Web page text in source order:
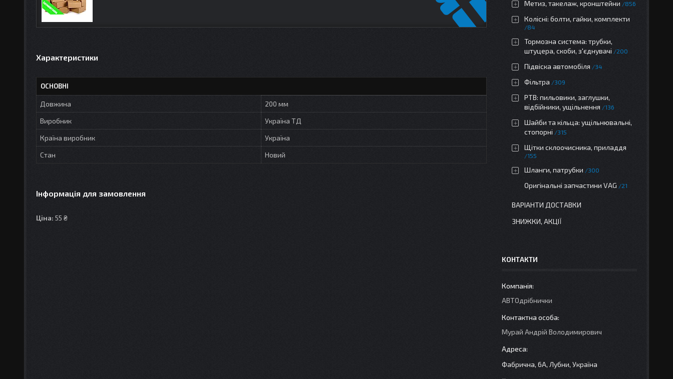
Характеристики
ОСНОВНІ
Довжина
200 мм
Виробник
Україна ТД
Країна виробник
Україна
Стан
Новий
Інформація для замовлення
Ціна: 55 ₴
Метиз, такелаж, кронштейни 856
Колісні: болти, гайки, комплекти
84
Тормозна система: трубки,
штуцера, скоби, з'єднувачі
200
Підвіска автомобіля 34
Фільтра 309
РТВ: пильовики, заглушки,
відбійники, ущільнення
136
Шайби та кільца: ущільнювальні,
стопорні
315
Щітки склоочисника, приладдя
155
Шланги, патрубки 300
Оригінальні запчастини VAG 21
ВАРІАНТИ ДОСТАВКИ
ЗНИЖКИ, АКЦІЇ
КОНТАКТИ
АВТОдрібнички
Мурай Андрій Володимирович
Фабрична, 6А, Лубни, Україна